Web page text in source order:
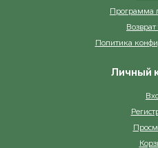
Программа
Возврат
Политика
Личный